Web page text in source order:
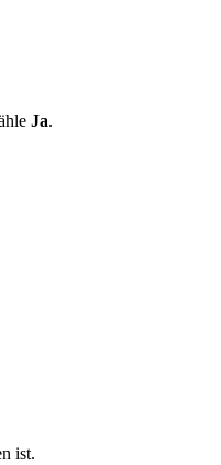
Ja.
ist.